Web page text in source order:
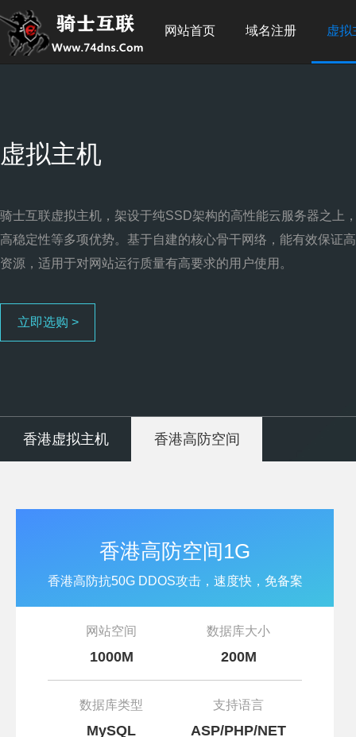
网站首页 域名注册 虚拟
虚拟主机
骑士互联虚拟主机，架设于纯SSD架构的高性能云服务器之上
高稳定性等多项优势。基于自建的核心骨干网络，能有效保证
资源，适用于对网站运行质量有高要求的用户使用。
立即选购 >
香港虚拟主机 香港高防空间
香港高防空间1G
香港高防抗50G DDOS攻击，速度快，免备案
网站空间
1000M
数据库大小
200M
数据库类型
MySQL
支持语言
ASP/PHP/NET